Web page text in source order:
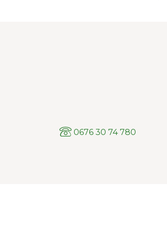
0676 30 74 780